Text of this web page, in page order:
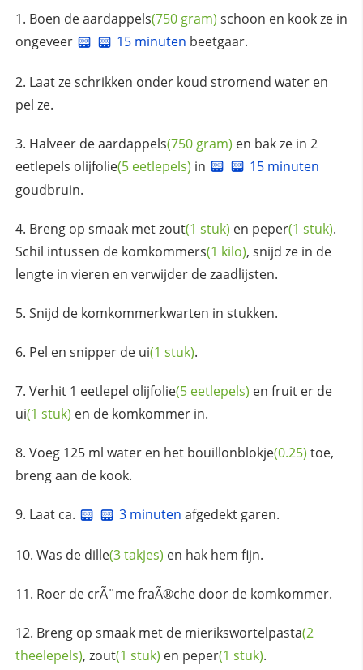
Boen deaardappels(750 gram) schoon en kook ze in
ongeveer
15 minuten beetgaar.
Laat ze schrikken onder koud stromend water en
pel ze.
Halveer deaardappels(750 gram) en bak ze in 2
eetlepels olijfolie(5 eetlepels) in
15 minuten
goudbruin.
Breng op smaak metzout(1 stuk) en peper(1 stuk).
Schil intussen de komkommers(1 kilo), snijd ze in de
lengte in vieren en verwijder de zaadlijsten.
Snijd de komkommerkwarten in stukken.
Pel en snipper de ui(1 stuk).
Verhit 1 eetlepel olijfolie(5 eetlepels) en fruit er de
ui(1 stuk) en de komkommer in.
Voeg 125 ml water en het bouillonblokje(0.25) toe,
breng aan de kook.
Laat ca. 3 minuten afgedekt garen.
Was de dille(3 takjes) en hak hem fijn.
Roer de crÃ¨me fraÃ®che door de komkommer.
Breng op smaak met de mierikswortelpasta(2
theelepels), zout(1 stuk) en peper(1 stuk).